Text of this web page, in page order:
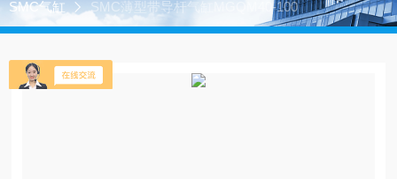
SMC气缸
SMC薄型带导杆气缸MGQM40-100